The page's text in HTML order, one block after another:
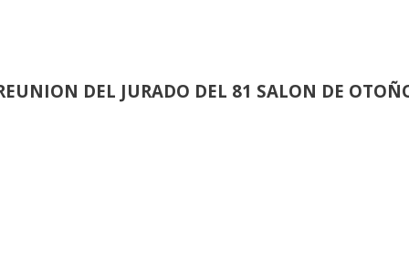
DEL JURADO DEL 81 SALON DE